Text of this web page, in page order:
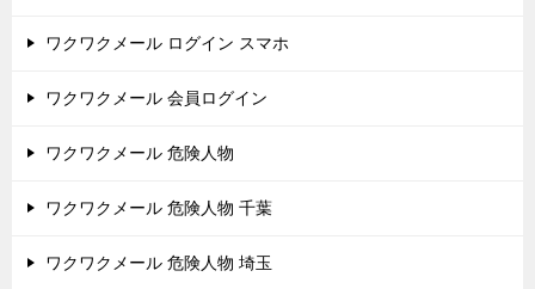
ワクワクメール ログイン スマホ
ワクワクメール 会員ログイン
ワクワクメール 危険人物
ワクワクメール 危険人物 千葉
ワクワクメール 危険人物 埼玉